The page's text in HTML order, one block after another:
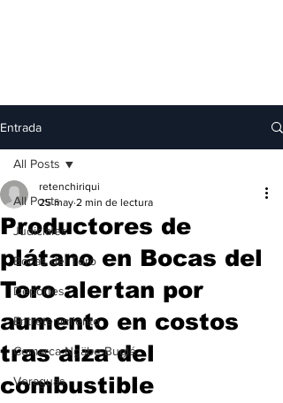
Entrada
All Posts
Judiciales
Bocas del Toro
Deportes
Entretenimiento
Comarca Ngäbe-Buglé
Veraguas
All Posts
Productores de
plátano en Bocas del
Toro alertan por
aumento en costos
tras alza del
combustible
retenchiriqui
25 may 2 min de lectura